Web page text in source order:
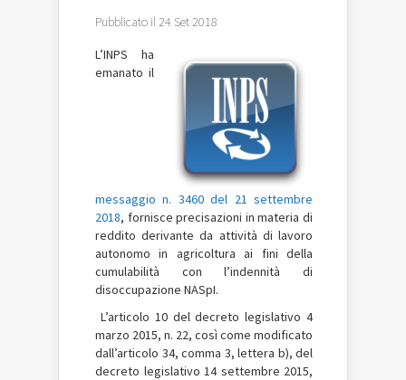
Pubblicato il 24 Set 2018
L’INPS ha
emanato il
messaggio n. 3460 del 21 settembre
2018, fornisce precisazioni in materia di
reddito derivante da attività di lavoro
autonomo in agricoltura ai fini della
cumulabilità con l’indennità di
disoccupazione NASpI.
L’articolo 10 del decreto legislativo 4
marzo 2015, n. 22, così come modificato
dall’articolo 34, comma 3, lettera b), del
decreto legislativo 14 settembre 2015,